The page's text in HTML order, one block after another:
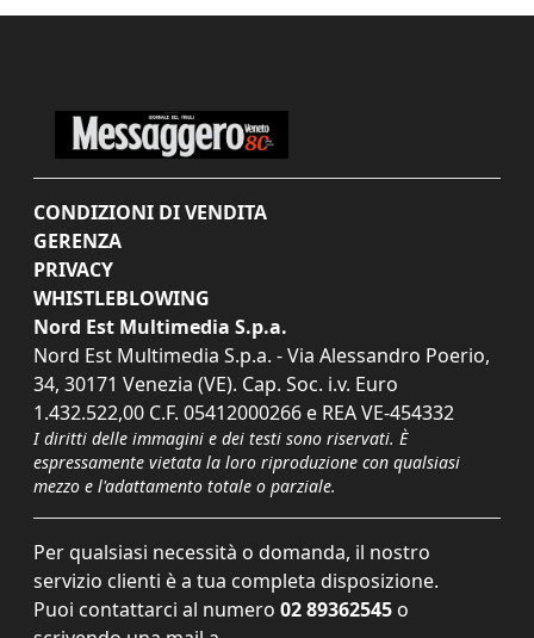
CONDIZIONI DI VENDITA
GERENZA
PRIVACY
WHISTLEBLOWING
Nord Est Multimedia S.p.a.
Nord Est Multimedia S.p.a. - Via Alessandro Poerio,
34, 30171 Venezia (VE). Cap. Soc. i.v. Euro
1.432.522,00 C.F. 05412000266 e REA VE-454332
I diritti delle immagini e dei testi sono riservati. È
espressamente vietata la loro riproduzione con qualsiasi
mezzo e l'adattamento totale o parziale.
Per qualsiasi necessità o domanda, il nostro
servizio clienti è a tua completa disposizione.
Puoi contattarci al numero 02 89362545 o